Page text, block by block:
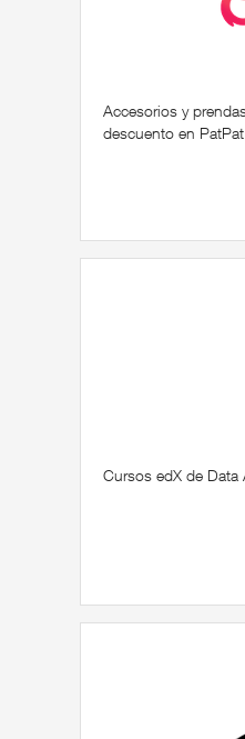
Accesorios y
descuento en PatPat
Cursos edX de